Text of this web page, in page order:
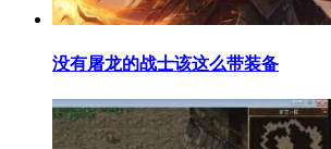
没有屠龙的战士该这么带装备